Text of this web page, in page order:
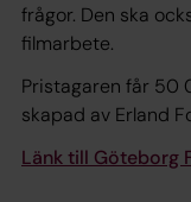
frågor. Den ska
filmarbete.
Pristagaren får 50
skapad av Erland
Länk till Göteborg